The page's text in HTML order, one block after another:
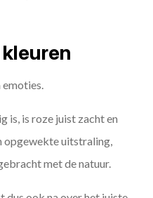
emoties.
is, is roze juist zacht en
opgewekte uitstraling,
met de natuur.